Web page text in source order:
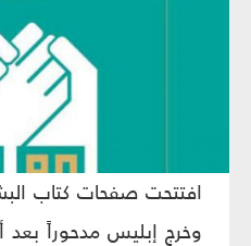
افتتحت صفحات كتاب
وخرج إبليس مدحوراً